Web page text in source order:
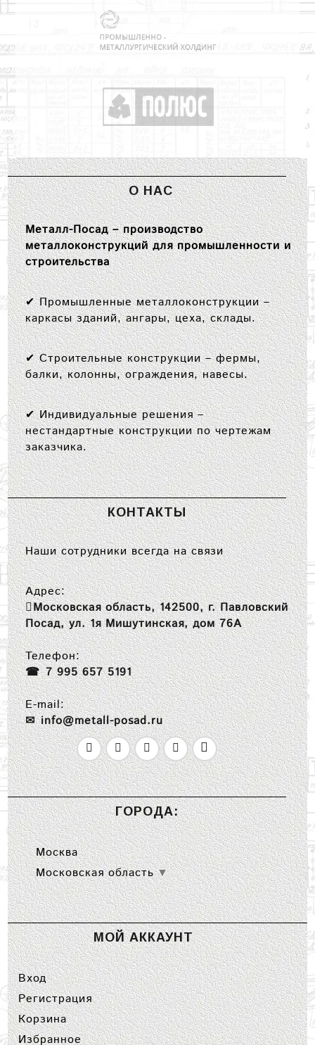
О НАС
Металл-Посад – производство
металлоконструкций для промышленности и
строительства
✔Промышленные металлоконструкции–
каркасы зданий, ангары, цеха, склады.
✔Строительные конструкции– фермы,
балки, колонны, ограждения, навесы.
✔Индивидуальные решения–
нестандартные конструкции по чертежам
заказчика.
КОНТАКТЫ
Наши сотрудники всегда на связи
Адрес:
Московская область, 142500, г. Павловский
Посад, ул. 1я Мишутинская, дом 76А
Телефон:
7 995 657 5191
E-mail:
info@metall-posad.ru
ГОРОДА:
Москва
Московская область ▼
МОЙ АККАУНТ
Вход
Регистрация
Корзина
Избранное